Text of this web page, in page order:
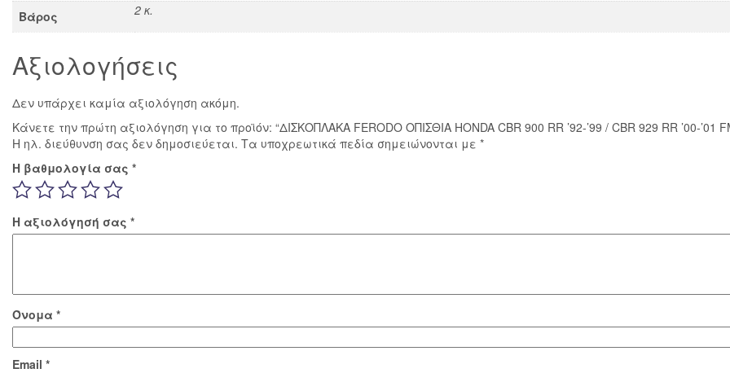
RR
Βάρος 2 κ.
Αξιολογήσεις
Δεν υπάρχει καμία αξιολόγηση ακόμη.
Κάνετε την πρώτη αξιολόγηση για το προϊόν: “ΔΙΣΚΟΠΛΑΚΑ FERODO ΟΠΙΣΘΙΑ HONDA CBR 900 RR ’92-’99 / CBR 929 RR ’00-’01
Η ηλ. διεύθυνση σας δεν δημοσιεύεται. Τα υποχρεωτικά πεδία σημειώνονται με *
Η βαθμολογία σας *
Η αξιολόγησή σας *
Όνομα *
Email *